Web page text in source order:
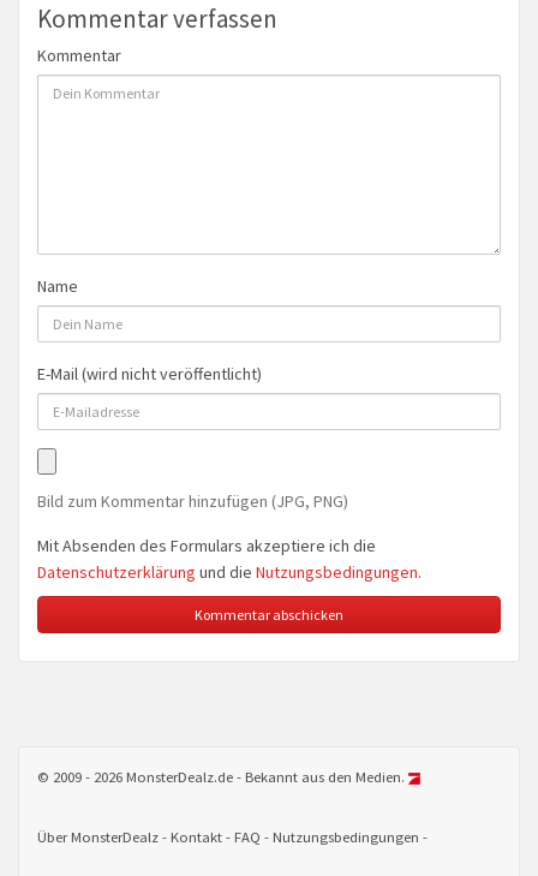
Kommentar verfassen
Kommentar
Name
E-Mail (wird nicht veröffentlicht)
Bild zum Kommentar hinzufügen (JPG, PNG)
Mit Absenden des Formulars akzeptiere ich die
Datenschutzerklärung und die Nutzungsbedingungen.
© 2009 - 2026 MonsterDealz.de - Bekannt aus den Medien.
Über MonsterDealz Kontakt FAQ Nutzungsbedingungen